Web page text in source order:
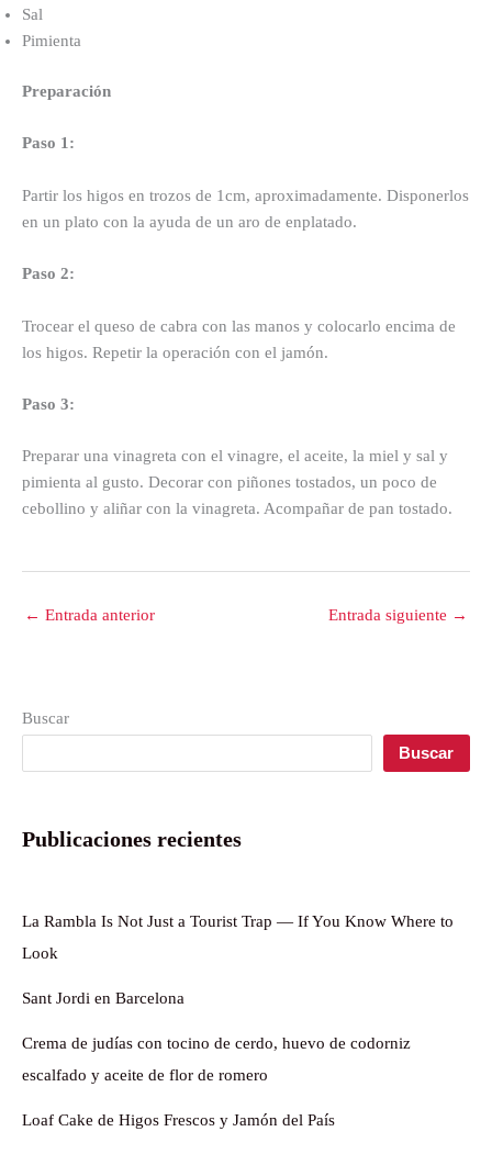
Sal
Pimienta
Preparación
Paso 1:
Partir los higos en trozos de 1cm, aproximadamente. Disponerlos
en un plato con la ayuda de un aro de enplatado.
Paso 2:
Trocear el queso de cabra con las manos y colocarlo encima de
los higos. Repetir la operación con el jamón.
Paso 3:
Preparar una vinagreta con el vinagre, el aceite, la miel y sal y
pimienta al gusto. Decorar con piñones tostados, un poco de
cebollino y aliñar con la vinagreta. Acompañar de pan tostado.
← Entrada anterior Entrada siguiente →
Buscar
Buscar
Publicaciones recientes
La Rambla Is Not Just a Tourist Trap — If You Know Where to
Look
Sant Jordi en Barcelona
Crema de judías con tocino de cerdo, huevo de codorniz
escalfado y aceite de flor de romero
Loaf Cake de Higos Frescos y Jamón del País